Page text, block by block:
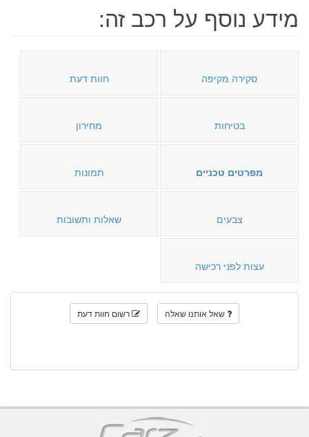
מידע נוסף על רכב זה:
סקירה מקיפה חוות דעת
בטיחות מחירון
מפרטים טכניים תמונות
צבעים שאלות ותשובות
עצות לפני רכישה
שאל אותנו שאלה רשום חוות דעת